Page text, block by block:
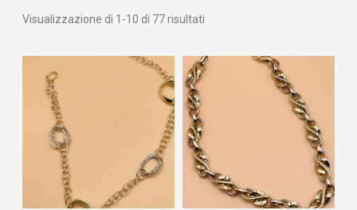
Visualizzazione di 1-10 di 77 risultati